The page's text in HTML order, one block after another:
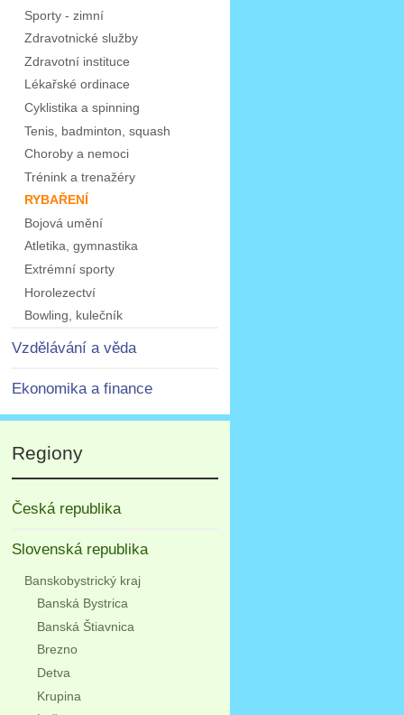
Sporty - zimní
Zdravotnické služby
Zdravotní instituce
Lékařské ordinace
Cyklistika a spinning
Tenis, badminton, squash
Choroby a nemoci
Trénink a trenažéry
RYBAŘENÍ
Bojová umění
Atletika, gymnastika
Extrémní sporty
Horolezectví
Bowling, kulečník
Vzdělávání a věda
Ekonomika a finance
Regiony
Česká republika
Slovenská republika
Banskobystrický kraj
Banská Bystrica
Banská Štiavnica
Brezno
Detva
Krupina